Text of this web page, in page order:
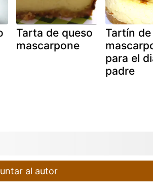
Tarta de queso
mascarpone
Tartín
para el
padre
al autor